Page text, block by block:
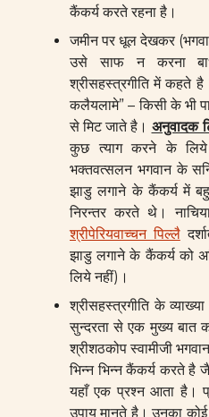
कैंकर्य करते रहना है।
जमीन पर धूल देखकर
उसे साफ न करना
श्रीसहस्त्रगीति में कहते
कलैयलामे” – किसी के भी
से मिट जाते है। अनुवादक
कुछ त्याग करने के लिये
भक्तवत्सलन भगवान के
झाडु लगाने के कैंकर्य में
निरन्तर करते थे।
श्रीपेरियवाच्चन पिल्लै
झाडु लगाने के कैंकर्य को
लिये नहीं)।
श्रीसहस्त्रगीति के
सुन्दरता से एक मुख्य बात
श्रीशठकोप स्वामीजी
भिन्न भिन्न कैंकर्य करते है
यहाँ एक प्रश्न आता है।
उपाय मानते है। उनका कोई